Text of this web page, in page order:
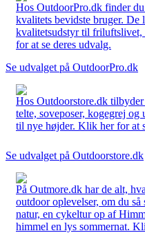
Hos OutdoorPro.dk finder
kvalitets bevidste bruger. De
kvalitetsudstyr til
for at se deres udvalg.
Se udvalget på OutdoorPro.dk
Hos Outdoorstore.dk
telte, soveposer, kogegrej
til nye højder. Klik her for at
Se udvalget på Outdoorstore.dk
På Outmore.dk har de alt,
outdoor oplevelser, om du
natur, en cykeltur op af
himmel en lys sommernat.